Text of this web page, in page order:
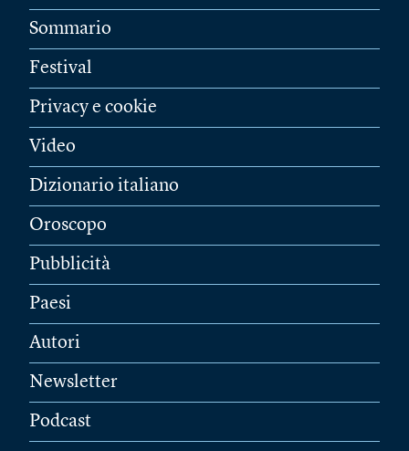
Sommario
Festival
Privacy e cookie
Video
Dizionario italiano
Oroscopo
Pubblicità
Paesi
Autori
Newsletter
Podcast